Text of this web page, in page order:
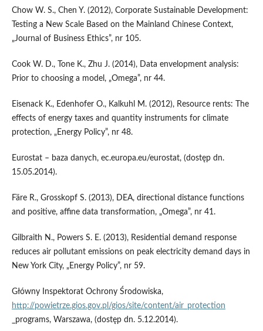
Chow W. S., Chen Y. (2012), Corporate Sustainable Development:
Testing a New Scale Based on the Mainland Chinese Context,
„Journal of Business Ethics”, nr 105.
Cook W. D., Tone K., Zhu J. (2014), Data envelopment analysis:
Prior to choosing a model, „Omega”, nr 44.
Eisenack K., Edenhofer O., Kalkuhl M. (2012), Resource rents: The
effects of energy taxes and quantity instruments for climate
protection, „Energy Policy”, nr 48.
Eurostat – baza danych, ec.europa.eu/eurostat, (dostęp dn.
15.05.2014).
Färe R., Grosskopf S. (2013), DEA, directional distance functions
and positive, affine data transformation, „Omega”, nr 41.
Gilbraith N., Powers S. E. (2013), Residential demand response
reduces air pollutant emissions on peak electricity demand days in
New York City, „Energy Policy”, nr 59.
Główny Inspektorat Ochrony Środowiska,
http://powietrze.gios.gov.pl/gios/site/content/air_protection
_programs, Warszawa, (dostęp dn. 5.12.2014).